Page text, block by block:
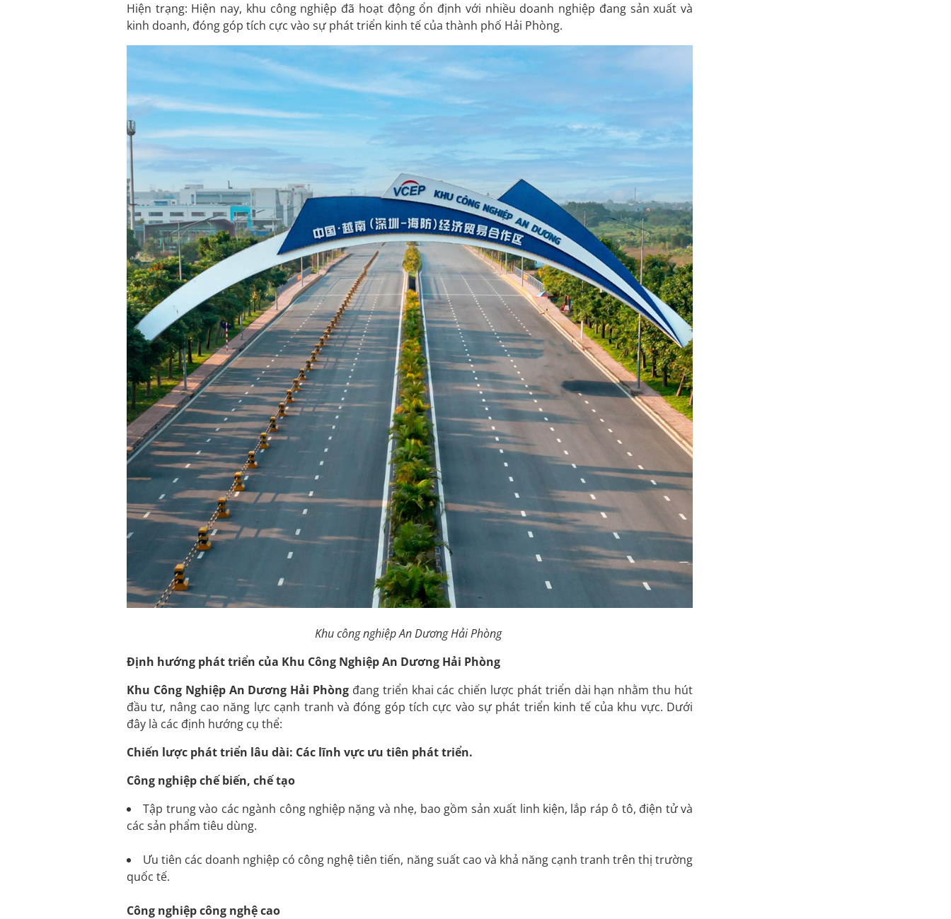
Hiện trạng: Hiện nay, khu công nghiệp đã hoạt động ổn định với nhiều doanh nghiệp đang sản xuất và
kinh doanh, đóng góp tích cực vào sự phát triển kinh tế của thành phố Hải Phòng.
Khu công nghiệp An Dương Hải Phòng
Định hướng phát triển của Khu Công Nghiệp An Dương Hải Phòng
Khu Công Nghiệp An Dương Hải Phòng đang triển khai các chiến lược phát triển dài hạn nhằm thu hút
đầu tư, nâng cao năng lực cạnh tranh và đóng góp tích cực vào sự phát triển kinh tế của khu vực. Dưới
đây là các định hướng cụ thể:
Chiến lược phát triển lâu dài: Các lĩnh vực ưu tiên phát triển.
Công nghiệp chế biến, chế tạo
Tập trung vào các ngành công nghiệp nặng và nhẹ, bao gồm sản xuất linh kiện, lắp ráp ô tô, điện tử và
các sản phẩm tiêu dùng.
Ưu tiên các doanh nghiệp có công nghệ tiên tiến, năng suất cao và khả năng cạnh tranh trên thị trường
quốc tế.
Công nghiệp công nghệ cao